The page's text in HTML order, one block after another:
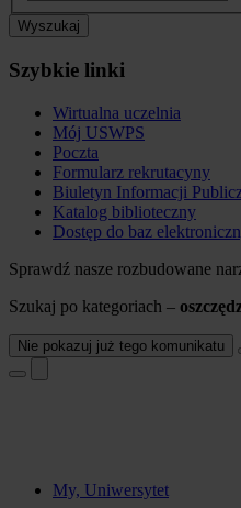
Wyszukaj
Szybkie linki
Wirtualna uczelnia
Mój USWPS
Poczta
Formularz rekrutacyny
Biuletyn Informacji
Katalog biblioteczny
Dostęp do baz
Sprawdź nasze rozbudowane
Szukaj po kategoriach –
Nie pokazuj już tego komunikatu
My, Uniwersytet